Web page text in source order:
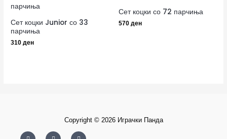
Сет коцки Junior со 33
парчиња
310ден
Сет коцки со 72 парчиња
570 ден
Copyright © 2026 Играчки Панда
a
n
o